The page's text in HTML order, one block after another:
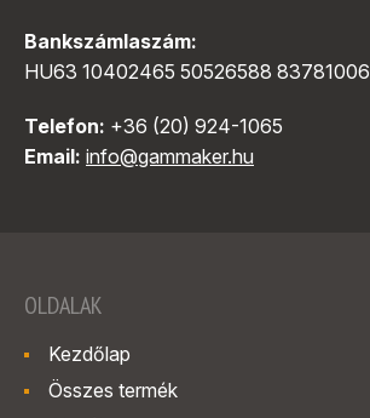
Bankszámlaszám:
HU63 10402465 50526588 83781006
Telefon: +36 (20) 924-1065
Email: info@gammaker.hu
OLDALAK
Kezdőlap
Összes termék